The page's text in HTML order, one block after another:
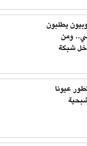
يطلبون
ومن
شبكة
عيونا